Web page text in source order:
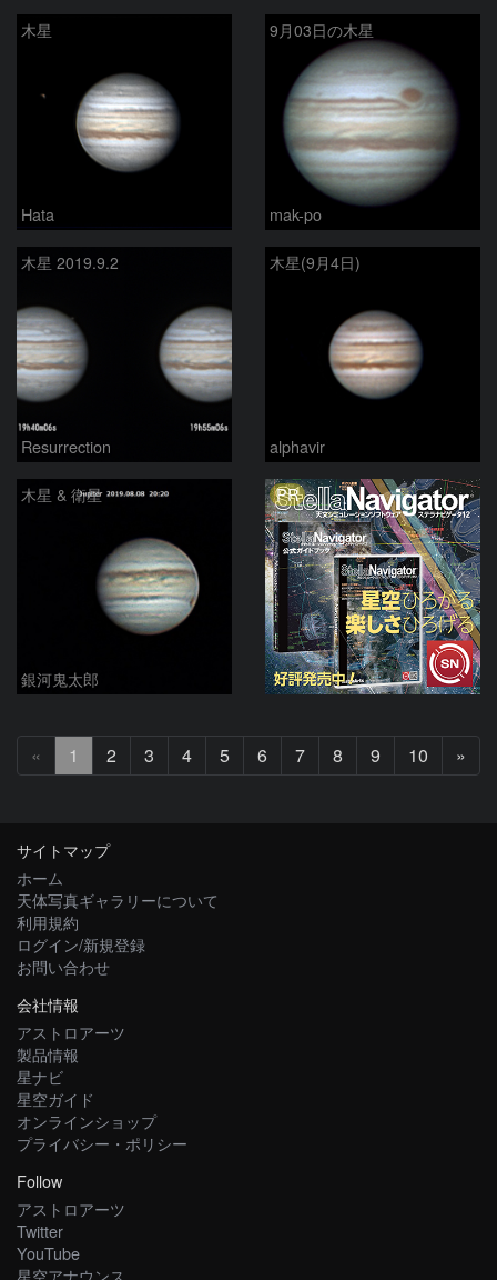
木星
Hata
9月03日の木星
mak-po
木星 2019.9.2
Resurrection
木星(9月4日)
alphavir
木星 & 衛星
銀河鬼太郎
PR
« 1 2 3 4 5 6 7 8 9 10 »
へ
サイトマップ
ホーム
天体写真ギャラリーについて
利用規約
ログイン/新規登録
お問い合わせ
会社情報
アストロアーツ
製品情報
星ナビ
星空ガイド
オンラインショップ
プライバシー・ポリシー
Follow
アストロアーツ
Twitter
YouTube
星空アナウンス